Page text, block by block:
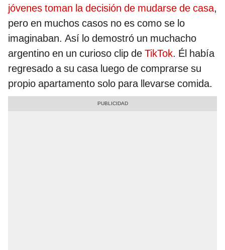
jóvenes toman la decisión de mudarse de casa,
pero en muchos casos no es como se lo
imaginaban. Así lo demostró un muchacho
argentino en un curioso clip de TikTok. Él había
regresado a su casa luego de comprarse su
propio apartamento solo para llevarse comida.